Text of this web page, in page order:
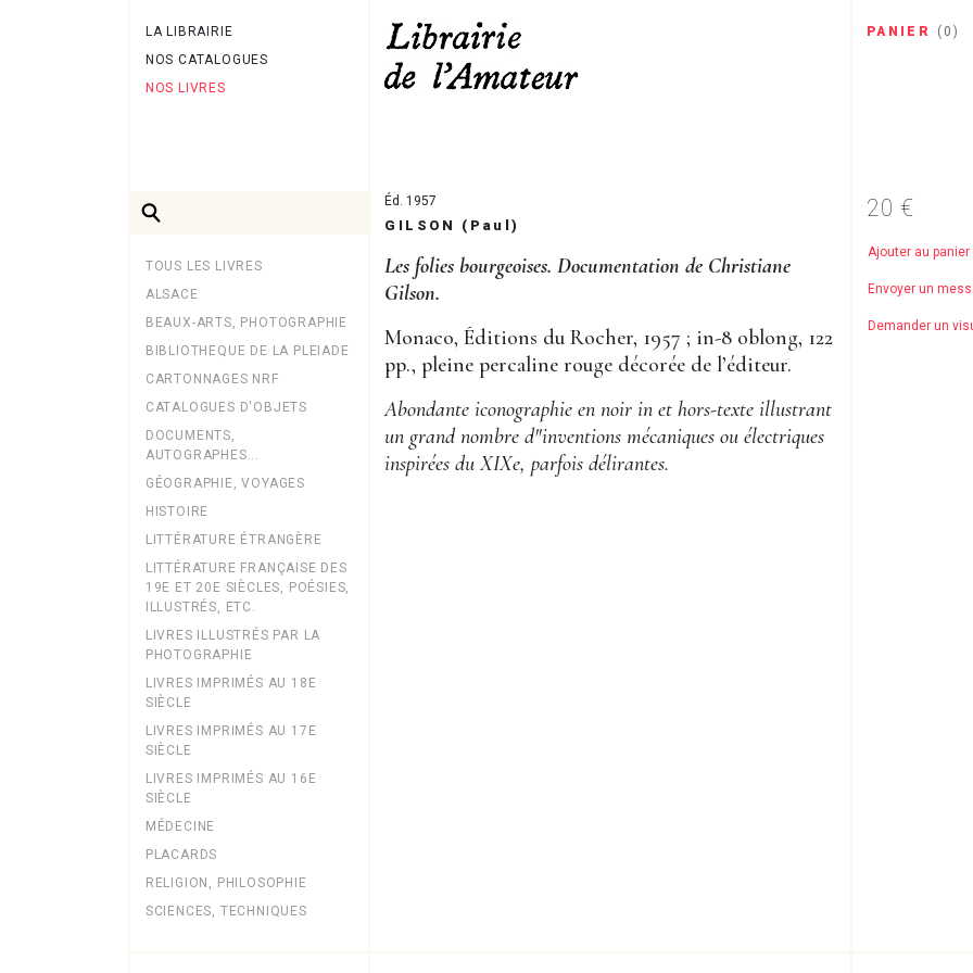
LA LIBRAIRIE
NOS CATALOGUES
NOS LIVRES
TOUS LES LIVRES
ALSACE
BEAUX-ARTS, PHOTOGRAPHIE
BIBLIOTHEQUE DE LA PLEIADE
CARTONNAGES NRF
CATALOGUES D'OBJETS
DOCUMENTS,
AUTOGRAPHES...
GÉOGRAPHIE, VOYAGES
HISTOIRE
LITTÉRATURE ÉTRANGÈRE
LITTÉRATURE FRANÇAISE DES
19E ET 20E SIÈCLES, POÉSIES,
ILLUSTRÉS, ETC.
LIVRES ILLUSTRÉS PAR LA
PHOTOGRAPHIE
LIVRES IMPRIMÉS AU 18E
SIÈCLE
LIVRES IMPRIMÉS AU 17E
SIÈCLE
LIVRES IMPRIMÉS AU 16E
SIÈCLE
MÉDECINE
PLACARDS
RELIGION, PHILOSOPHIE
SCIENCES, TECHNIQUES
PANIER ( 0)
Éd. 1957
GILSON (Paul)
Les folies bourgeoises. Documentation de Christiane
Gilson.
Monaco, Éditions du Rocher, 1957 ; in-8 oblong, 122
pp., pleine percaline rouge décorée de l’éditeur.
Abondante iconographie en noir in et hors-texte illustrant
un grand nombre d"inventions mécaniques ou électriques
inspirées du XIXe, parfois délirantes.
20 €
Ajouter au panier
Envoyer un
Demander un